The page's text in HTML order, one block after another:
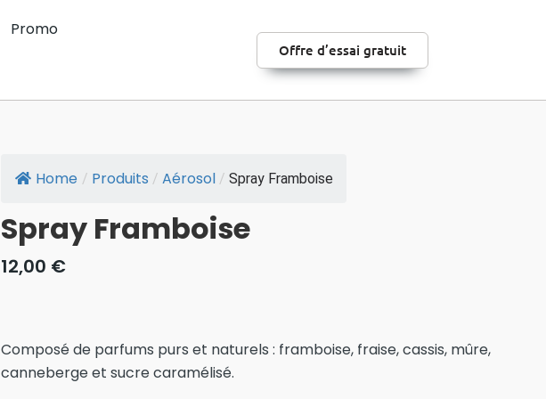
Promo
Offre d’essai gratuit
Home / Produits / Aérosol / Spray Framboise
Spray Framboise
12,00 €
Composé de parfums purs et naturels : framboise, fraise, cassis, mûre,
canneberge et sucre caramélisé.